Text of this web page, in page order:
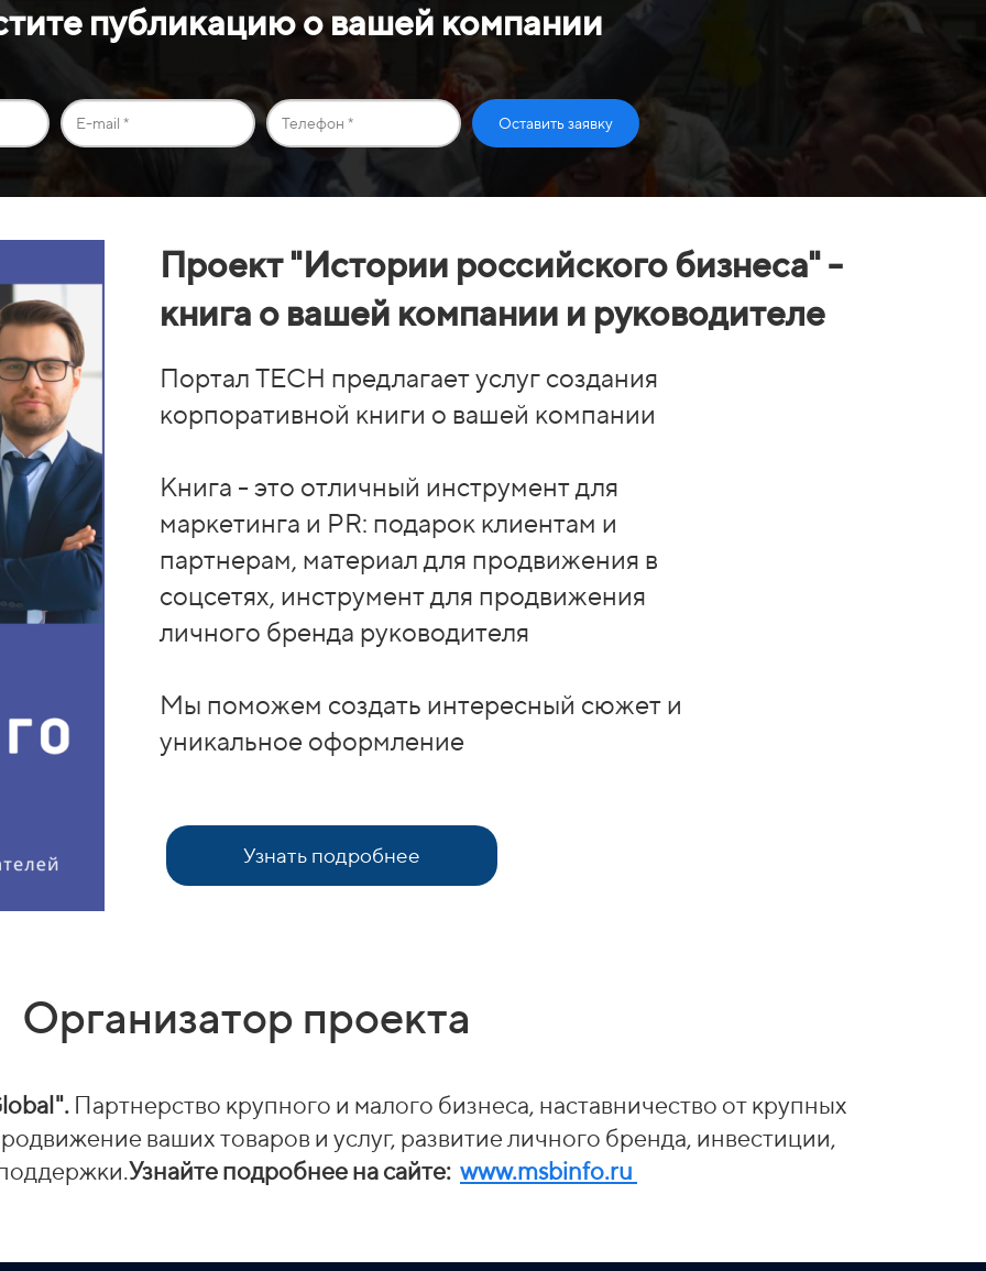
публикацию о вашей компании
Оставить заявку
Проект "Истории российского бизнеса" -
книга о вашей компании и руководителе
Портал TECH предлагает услуг создания
корпоративной книги о вашей компании
Книга - это отличный инструмент для
маркетинга и PR: подарок клиентам и
партнерам, материал для продвижения в
соцсетях, инструмент для продвижения
личного бренда руководителя
Мы поможем создать интересный сюжет и
уникальное оформление
Узнать подробнее
Организатор проекта
Партнерство крупного и малого бизнеса, наставничество от крупных
ваших товаров и услуг, развитие личного бренда, инвестиции,
Узнайте подробнее на сайте: www.msbinfo.ru